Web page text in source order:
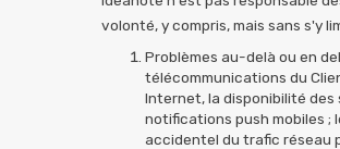
volonté, y compris, mais sans s'y
Problèmes au-delà ou en
télécommunications du
Internet, la disponibilité des
notifications push mobiles ;
accidentel du trafic réseau